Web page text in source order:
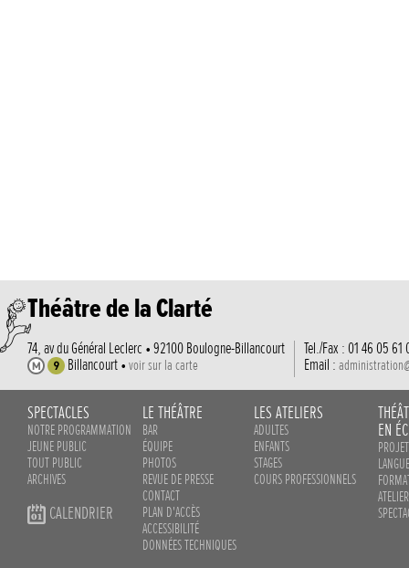
Théâtre de la Clarté
74, av du Général Leclerc • 92100 Boulogne-Billancourt
Billancourt • voir sur la carte
Tel./Fax : 01 46 05
Email :
SPECTACLES
NOTRE PROGRAMMATION
JEUNE PUBLIC
TOUT PUBLIC
ARCHIVES
CALENDRIER
LE THÉÂTRE
BAR
ÉQUIPE
PHOTOS
REVUE DE PRESSE
CONTACT
PLAN D'ACCÈS
ACCESSIBILITÉ
DONNÉES TECHNIQUES
LES ATELIERS
ADULTES
ENFANTS
STAGES
COURS PROFESSIONNELS
EN